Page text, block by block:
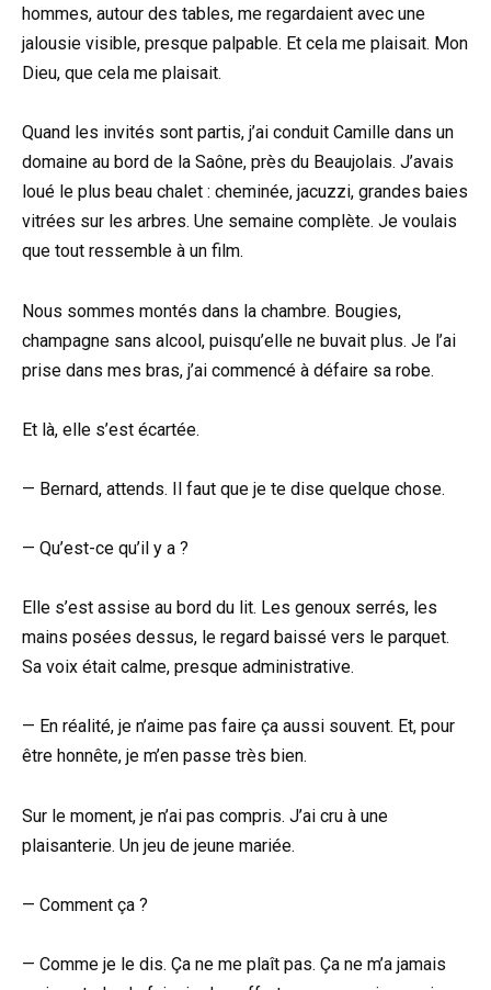
hommes, autour des tables, me regardaient avec une
jalousie visible, presque palpable. Et cela me plaisait. Mon
Dieu, que cela me plaisait.
Quand les invités sont partis, j’ai conduit Camille dans un
domaine au bord de la Saône, près du Beaujolais. J’avais
loué le plus beau chalet : cheminée, jacuzzi, grandes baies
vitrées sur les arbres. Une semaine complète. Je voulais
que tout ressemble à un film.
Nous sommes montés dans la chambre. Bougies,
champagne sans alcool, puisqu’elle ne buvait plus. Je l’ai
prise dans mes bras, j’ai commencé à défaire sa robe.
Et là, elle s’est écartée.
— Bernard, attends. Il faut que je te dise quelque chose.
— Qu’est-ce qu’il y a ?
Elle s’est assise au bord du lit. Les genoux serrés, les
mains posées dessus, le regard baissé vers le parquet.
Sa voix était calme, presque administrative.
— En réalité, je n’aime pas faire ça aussi souvent. Et, pour
être honnête, je m’en passe très bien.
Sur le moment, je n’ai pas compris. J’ai cru à une
plaisanterie. Un jeu de jeune mariée.
— Comment ça ?
— Comme je le dis. Ça ne me plaît pas. Ça ne m’a jamais